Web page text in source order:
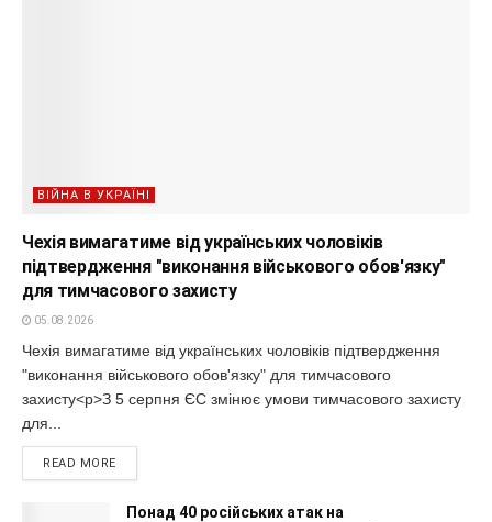
ВІЙНА В УКРАЇНІ
Чехія вимагатиме від українських чоловіків
підтвердження "виконання військового обов'язку"
для тимчасового захисту
05.08.2026
Чехія вимагатиме від українських чоловіків підтвердження
"виконання військового обов'язку" для тимчасового
захисту<p>З 5 серпня ЄС змінює умови тимчасового захисту
для...
READ MORE
Понад 40 російських атак на